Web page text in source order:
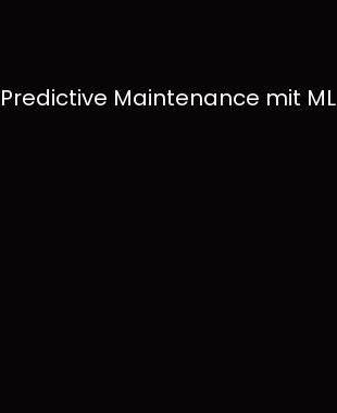
Predictive Maintenance mit ML